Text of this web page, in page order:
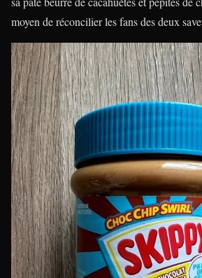
moyen de réconcilier les fans des deux